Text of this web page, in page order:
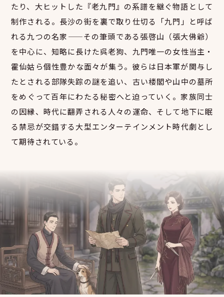
たり、大ヒットした『老九門』の系譜を継ぐ物語として
制作される。長沙の街を裏で取り仕切る「九門」と呼ば
れる九つの名家——その筆頭である張啓山（張大佛爺）
を中心に、知略に長けた呉老狗、九門唯一の女性当主・
霍仙姑ら個性豊かな面々が集う。彼らは日本軍が関与し
たとされる部隊失踪の謎を追い、古い楼閣や山中の墓所
をめぐって百年にわたる秘密へと迫っていく。家族同士
の因縁、時代に翻弄される人々の運命、そして地下に眠
る禁忌が交錯する大型エンターテインメント時代劇とし
て期待されている。